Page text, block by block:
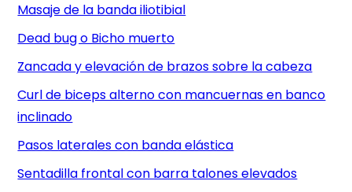
Masaje de la banda iliotibial
Dead bug o Bicho muerto
Zancada y elevación de brazos sobre la cabeza
Curl de biceps alterno con mancuernas en banco
inclinado
Pasos laterales con banda elástica
Sentadilla frontal con barra talones elevados